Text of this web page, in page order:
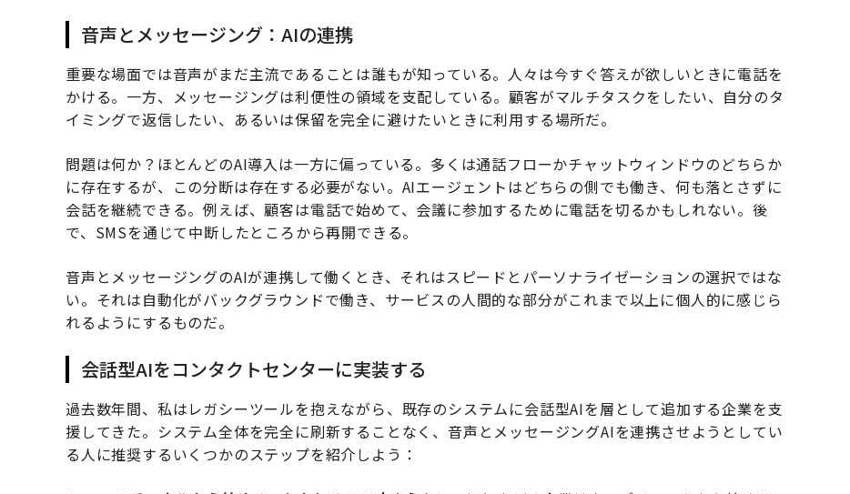
音声とメッセージング：AIの連携
重要な場面では音声がまだ主流であることは誰もが知っている。人々は今すぐ答えが欲しいときに電話を
かける。一方、メッセージングは利便性の領域を支配している。顧客がマルチタスクをしたい、自分のタ
イミングで返信したい、あるいは保留を完全に避けたいときに利用する場所だ。
問題は何か？ほとんどのAI導入は一方に偏っている。多くは通話フローかチャットウィンドウのどちらか
に存在するが、この分断は存在する必要がない。AIエージェントはどちらの側でも働き、何も落とさずに
会話を継続できる。例えば、顧客は電話で始めて、会議に参加するために電話を切るかもしれない。後
で、SMSを通じて中断したところから再開できる。
音声とメッセージングのAIが連携して働くとき、それはスピードとパーソナライゼーションの選択ではな
い。それは自動化がバックグラウンドで働き、サービスの人間的な部分がこれまで以上に個人的に感じら
れるようにするものだ。
会話型AIをコンタクトセンターに実装する
過去数年間、私はレガシーツールを抱えながら、既存のシステムに会話型AIを層として追加する企業を支
援してきた。システム全体を完全に刷新することなく、音声とメッセージングAIを連携させようとしてい
る人に推奨するいくつかのステップを紹介しよう：